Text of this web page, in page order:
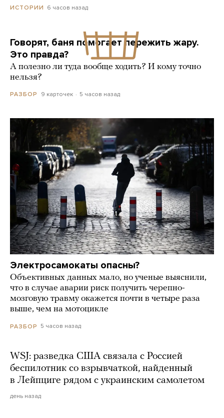
ИСТОРИИ 6 часов назад
Говорят, баня помогает пережить жару.
Это правда?
А полезно ли туда вообще ходить? И кому точно
нельзя?
РАЗБОР 9 карточек 5 часов назад
Электросамокаты опасны?
Объективных данных мало, но ученые выяснили,
что в случае аварии риск получить черепно-
мозговую травму окажется почти в четыре раза
выше, чем на мотоцикле
РАЗБОР 5 часов назад
WSJ: разведка США связала с Россией
беспилотник со взрывчаткой, найденный
в Лейпциге рядом с украинским самолетом
день назад